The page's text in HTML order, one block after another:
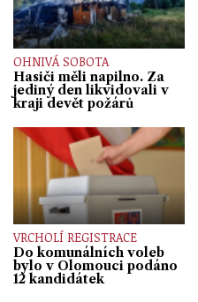
OHNIVÁ SOBOTA
Hasiči měli napilno. Za
jediný den likvidovali v
kraji devět požárů
VRCHOLÍ REGISTRACE
Do komunálních voleb
bylo v Olomouci podáno
12 kandidátek